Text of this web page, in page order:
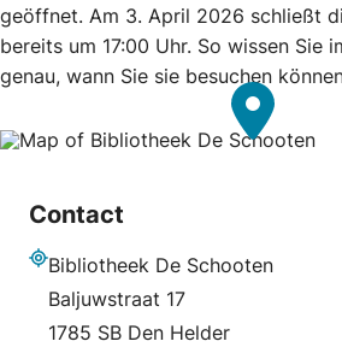
geöffnet. Am 3. April 2026 schließt
bereits um 17:00 Uhr. So wissen Sie
genau, wann Sie sie besuchen
Contact
Bibliotheek De Schooten
Baljuwstraat 17
1785 SB Den Helder